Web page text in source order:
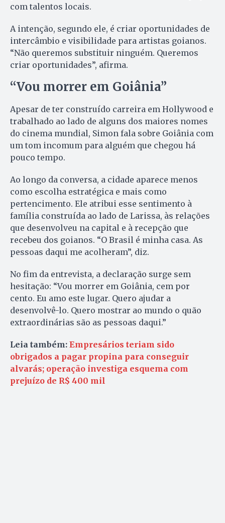
com talentos locais.
A intenção, segundo ele, é criar oportunidades de
intercâmbio e visibilidade para artistas goianos.
“Não queremos substituir ninguém. Queremos
criar oportunidades”, afirma.
“Vou morrer em Goiânia”
Apesar de ter construído carreira em Hollywood e
trabalhado ao lado de alguns dos maiores nomes
do cinema mundial, Simon fala sobre Goiânia com
um tom incomum para alguém que chegou há
pouco tempo.
Ao longo da conversa, a cidade aparece menos
como escolha estratégica e mais como
pertencimento. Ele atribui esse sentimento à
família construída ao lado de Larissa, às relações
que desenvolveu na capital e à recepção que
recebeu dos goianos. “O Brasil é minha casa. As
pessoas daqui me acolheram”, diz.
No fim da entrevista, a declaração surge sem
hesitação: “Vou morrer em Goiânia, cem por
cento. Eu amo este lugar. Quero ajudar a
desenvolvê-lo. Quero mostrar ao mundo o quão
extraordinárias são as pessoas daqui.”
Leia também: Empresários teriam sido
obrigados a pagar propina para conseguir
alvarás; operação investiga esquema com
prejuízo de R$ 400 mil